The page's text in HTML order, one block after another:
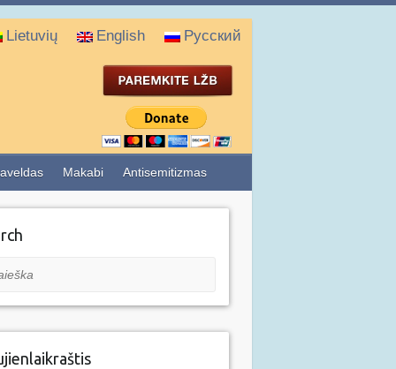
Lietuvių English Русский
Makabi Antisemitizmas